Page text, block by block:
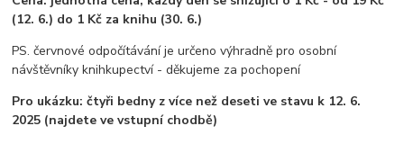
(12. 6.) do 1 Kč za knihu (30. 6.)
PS. červnové odpočítávání je určeno výhradně pro osobní
návštěvníky knihkupectví - děkujeme za pochopení
Pro ukázku: čtyři bedny z více než deseti ve stavu k 12. 6.
2025 (najdete ve vstupní chodbě)